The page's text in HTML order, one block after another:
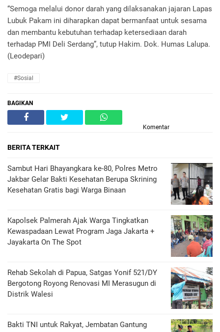
“Semoga melalui donor darah yang dilaksanakan jajaran Lapas
Lubuk Pakam ini diharapkan dapat bermanfaat untuk sesama
dan membantu kebutuhan terhadap ketersediaan darah
terhadap PMI Deli Serdang”, tutup Hakim. Dok. Humas Lalupa.
(Leodepari)
#Sosial
BAGIKAN
Komentar
BERITA TERKAIT
Sambut Hari Bhayangkara ke-80, Polres Metro
Jakbar Gelar Bakti Kesehatan Berupa Skrining
Kesehatan Gratis bagi Warga Binaan
Kapolsek Palmerah Ajak Warga Tingkatkan
Kewaspadaan Lewat Program Jaga Jakarta +
Jayakarta On The Spot
Rehab Sekolah di Papua, Satgas Yonif 521/DY
Bergotong Royong Renovasi MI Merasugun di
Distrik Walesi
Bakti TNI untuk Rakyat, Jembatan Gantung